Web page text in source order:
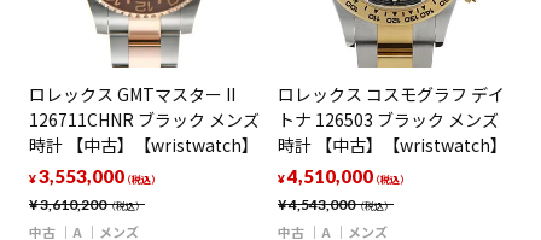
ロレックス GMTマスター II
126711CHNR ブラック メンズ
時計 【中古】【wristwatch】
¥3,610,200（税込）
¥3,553,000（税込）
中古 A メンズ
ロレックス コスモグラフ デイ
トナ 126503 ブラック メンズ
時計 【中古】【wristwatch】
¥4,543,000（税込）
¥4,510,000（税込）
中古 A メンズ